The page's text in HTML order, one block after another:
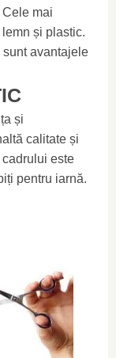
mai
și plastic.
sunt avantajele
și
calitate și
este
pentru iarnă.